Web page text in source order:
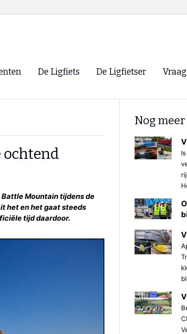
2026
De Ligfiets De Ligfietser
Ligfietsvereninging NVHPV
Lokale Fietsverenigingen
Forum ligfietsers.nl 🡺
ochtend
Mountain tijdens de
het en het gaat steeds
tijd daardoor.
Nog